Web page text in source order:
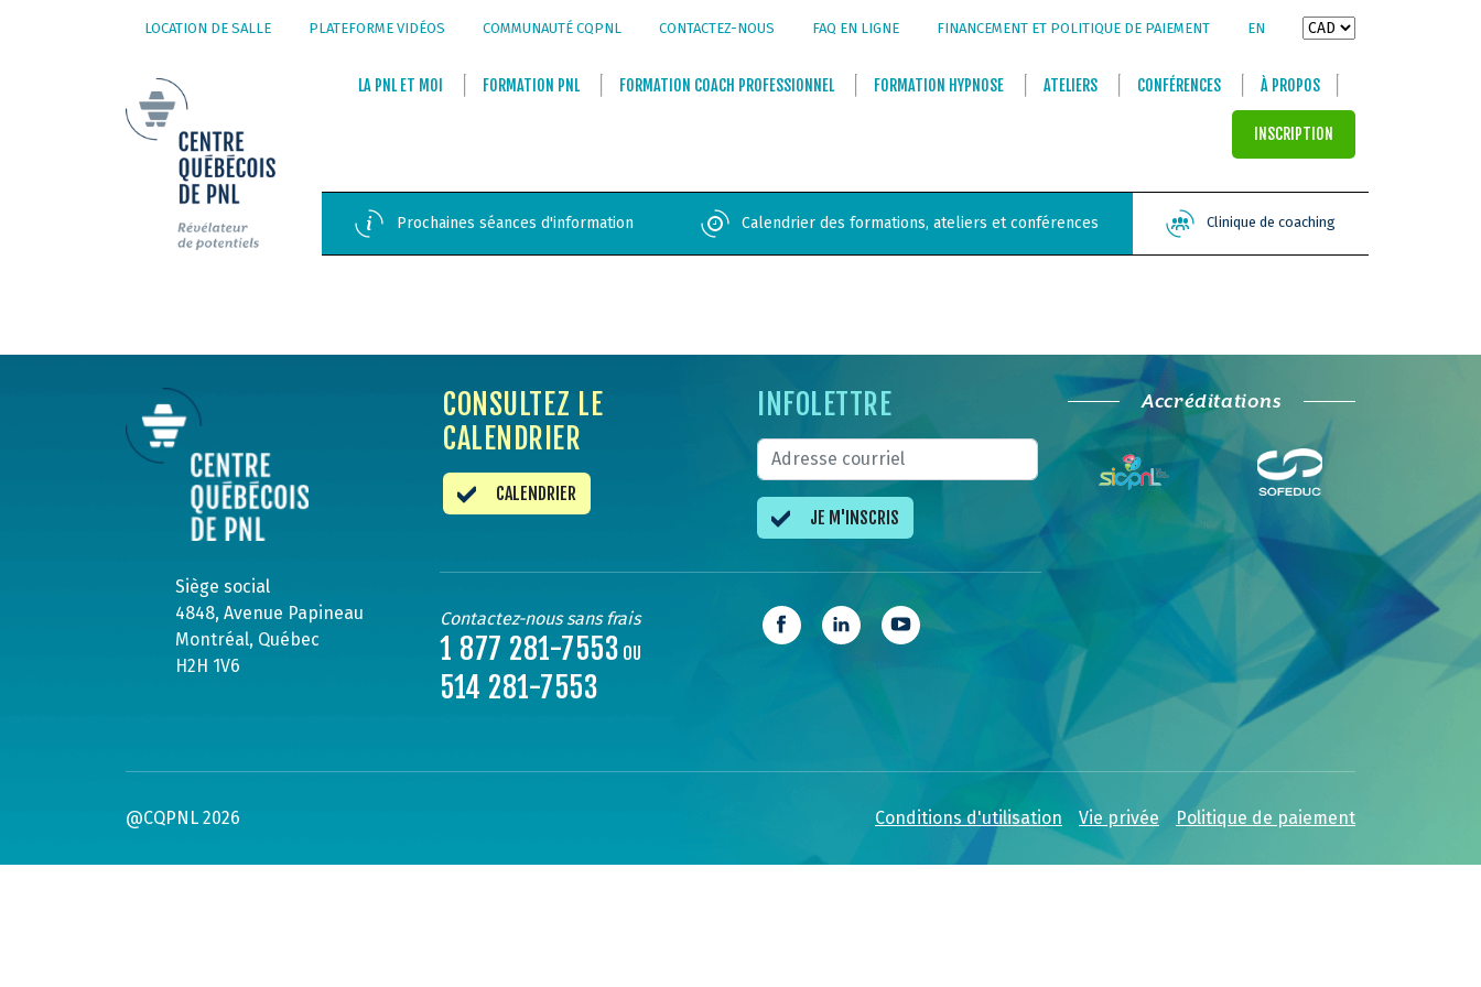
LOCATION DE SALLE PLATEFORME VIDÉOS COMMUNAUTÉ CQPNL CONTACTEZ-NOUS FAQ EN LIGNE FINANCEMENT ET POLITIQUE DE PAIEMENT EN
LA PNL ET MOI FORMATION PNL FORMATION COACH PROFESSIONNEL FORMATION HYPNOSE ATELIERS CONFÉRENCES À PROPOS
INSCRIPTION
Prochaines séances d'information Calendrier des formations, ateliers et conférences Clinique de coaching
Siège social
4848, Avenue Papineau
Montréal, Québec
H2H 1V6
CONSULTEZ LE
CALENDRIER
CALENDRIER
INFOLETTRE
JE M'INSCRIS
Contactez-nous sans frais
1 877 281-7553 OU
514 281-7553
Accréditations
@CQPNL 2026 Conditions d'utilisation Vie privée Politique de paiement